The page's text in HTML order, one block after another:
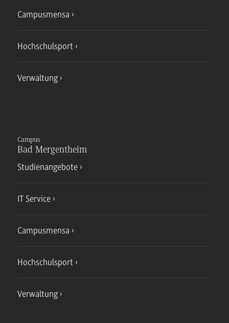
Campusmensa
Hochschulsport
Verwaltung
Campus
Bad Mergentheim
Studienangebote
IT Service
Campusmensa
Hochschulsport
Verwaltung